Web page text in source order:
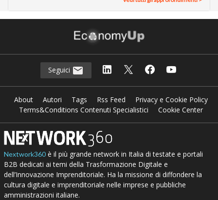
Seguici
About Autori Tags Rss Feed
Privacy e Cookie Policy
Terms&Conditions Contenuti Specialistici
Cookie Center
Nextwork360è il più grande network in Italia di testate e portali
B2B dedicati ai temi della Trasformazione Digitale e
dell’Innovazione Imprenditoriale. Ha la missione di diffondere la
cultura digitale e imprenditoriale nelle imprese e pubbliche
amministrazioni italiane.